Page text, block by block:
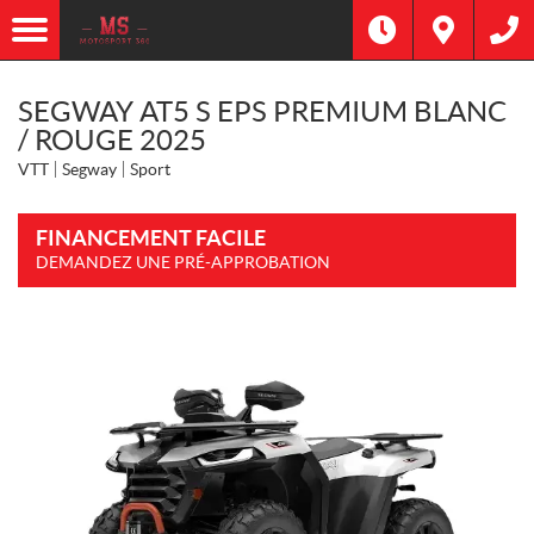
SEGWAY AT5 S EPS PREMIUM BLANC
/ ROUGE 2025
VTT Segway Sport
FINANCEMENT FACILE
DEMANDEZ UNE PRÉ-APPROBATION